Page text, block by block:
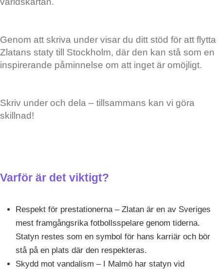
Genom att skriva under visar du ditt stöd för att flytta
Zlatans staty till Stockholm, där den kan stå som en
inspirerande påminnelse om att inget är omöjligt.
Skriv under och dela – tillsammans kan vi göra
skillnad!
Varför är det viktigt?
Respekt för prestationerna – Zlatan är en av Sveriges
mest framgångsrika fotbollsspelare genom tiderna.
Statyn restes som en symbol för hans karriär och bör
stå på en plats där den respekteras.
Skydd mot vandalism – I Malmö har statyn vid